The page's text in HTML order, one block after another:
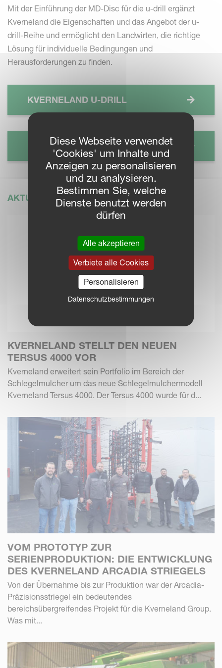
Mit der Einführung der MD-Disc für die u-drill ergänzt
Kverneland die Eigenschaften und das Angebot der u-
drill-Reihe und ermöglicht den Landwirten, die richtige
Lösung für individuelle Bedingungen und
Herausforderungen zu finden.
KVERNELAND U-DRILL
KVERNELAND U-DRILL PLUS
AKTUELLE NACHRICHTEN
KVERNELAND STELLT DEN NEUEN
TERSUS 4000 VOR
Kverneland erweitert sein Portfolio im Bereich der
Schlegelmulcher um das neue Schlegelmulchermodell
Kverneland Tersus 4000. Der Tersus 4000 wurde für d...
VOM PROTOTYP ZUR
SERIENPRODUKTION: DIE ENTWICKLUNG
DES KVERNELAND ARCADIA STRIEGELS
Von der Übernahme bis zur Produktion war der Arcadia-
Präzisionsstriegel ein bedeutendes
bereichsübergreifendes Projekt für die Kverneland Group.
Was mit...
Diese Webseite verwendet
'Cookies' um Inhalte und
Anzeigen zu personalisieren
und zu analysieren.
Bestimmen Sie, welche
Dienste benutzt werden
dürfen
Alle akzeptieren
Verbiete alle Cookies
Personalisieren
Datenschutzbestimmungen